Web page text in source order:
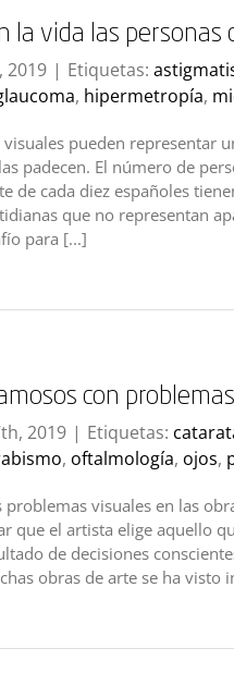
la vida las personas
2019 | Etiquetas:
, hipermetropía,
visuales pueden representar
padecen. El número de
de cada diez españoles
que no representan
para [...]
con
2019 | Etiquetas:
, oftalmología, ojos,
problemas visuales en las
que el artista elige aquello
de decisiones
obras de arte se ha visto